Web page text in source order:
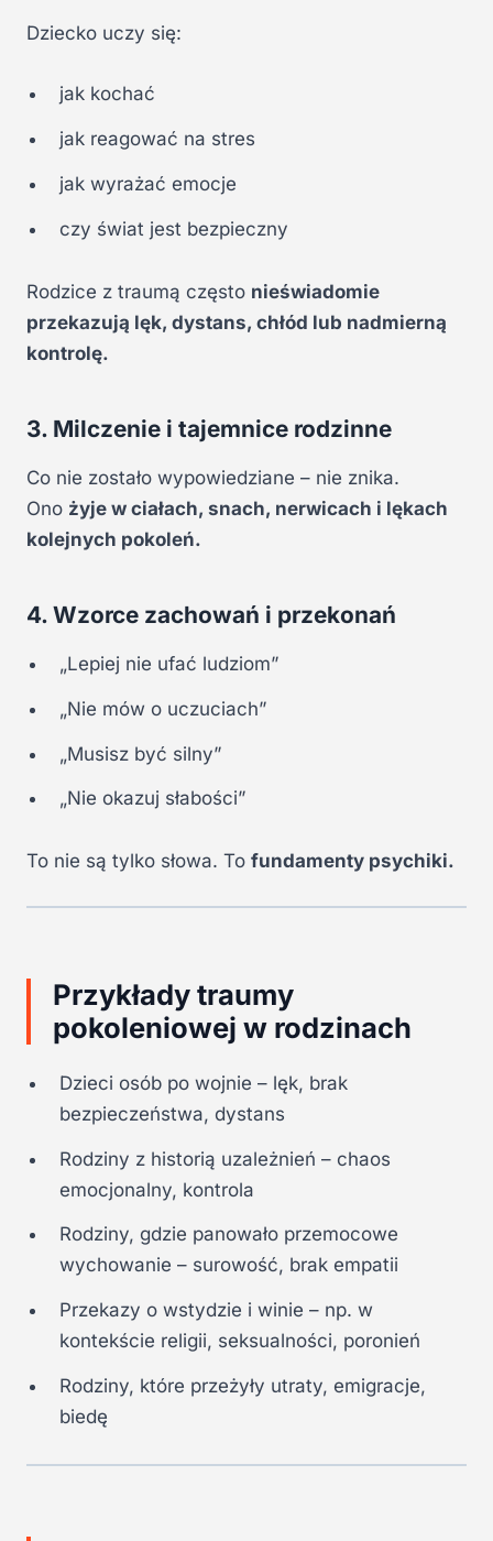
Dziecko uczy się:
jak kochać
jak reagować na stres
jak wyrażać emocje
czy świat jest bezpieczny
Rodzice z traumą często nieświadomie
przekazują lęk, dystans, chłód lub nadmierną
kontrolę.
3. Milczenie i tajemnice rodzinne
Co nie zostało wypowiedziane – nie znika.
Ono żyje w ciałach, snach, nerwicach i lękach
kolejnych pokoleń.
4. Wzorce zachowań i przekonań
„Lepiej nie ufać ludziom”
„Nie mów o uczuciach”
„Musisz być silny”
„Nie okazuj słabości”
To nie są tylko słowa. To fundamenty psychiki.
Przykłady traumy
pokoleniowej w rodzinach
Dzieci osób po wojnie – lęk, brak
bezpieczeństwa, dystans
Rodziny z historią uzależnień – chaos
emocjonalny, kontrola
Rodziny, gdzie panowało przemocowe
wychowanie – surowość, brak empatii
Przekazy o wstydzie i winie – np. w
kontekście religii, seksualności, poronień
Rodziny, które przeżyły utraty, emigracje,
biedę